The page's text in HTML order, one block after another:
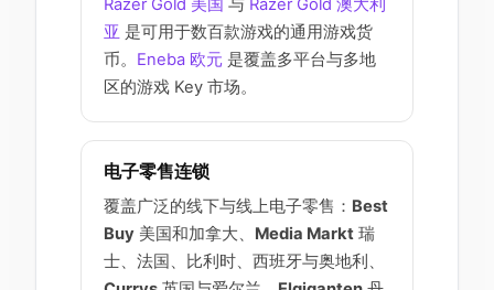
Razer Gold 美国 与 Razer Gold 澳大利
亚 是可用于数百款游戏的通用游戏货
币。 Eneba 欧元 是覆盖多平台与多地
区的游戏 Key 市场。
电子零售连锁
覆盖广泛的线下与线上电子零售： Best
Buy 美国和加拿大、 Media Markt 瑞
士、法国、比利时、西班牙与奥地利、